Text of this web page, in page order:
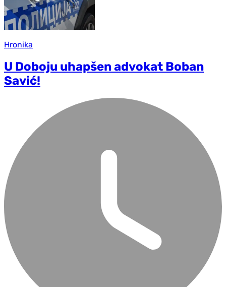
Hronika
U Doboju uhapšen advokat Boban
Savić!